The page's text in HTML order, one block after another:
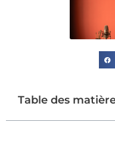
Table des